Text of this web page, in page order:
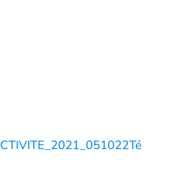
Té